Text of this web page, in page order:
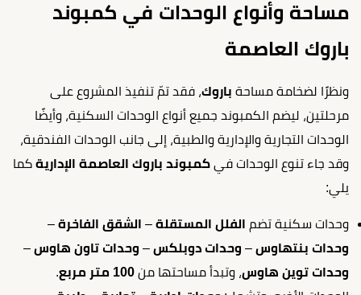
مساحة وأنواع الوحدات في كمبوند
باروك العاصمة
ونظرًا لضخامة مساحة باروك، فقد تمّ تنفيذ المشروع على
مرحلتين، ليضم الكمبوند جميع أنواع الوحدات السكنية، وأيضًا
الوحدات التجارية والإدارية والطبية، إلى جانب الوحدات الفندقية،
وقد جاء تنوع الوحدات في كمبوند باروك العاصمة الإدارية كما
يلي:
وحدات سكنية تضم الفلل المستقلة – الشقق الفاخرة –
وحدات بنتهاوس – وحدات دوبلكس – وحدات تاون هاوس –
وحدات توين هاوس، وتبدأ مساحتها من 100 متر مربع
.